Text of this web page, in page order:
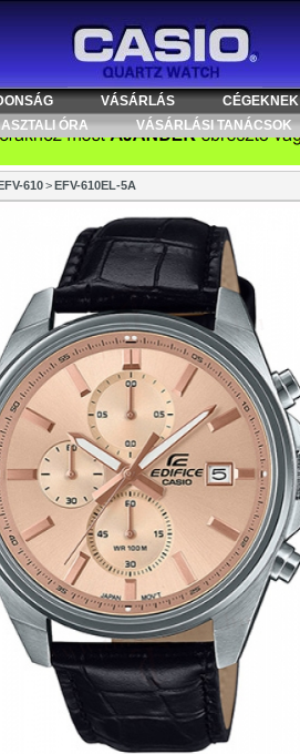
VÁSÁRLÁS CÉGEKNEK
ASZTALI ÓRA VÁSÁRLÁSI TANÁCSOK
610 > EFV-610EL-5A